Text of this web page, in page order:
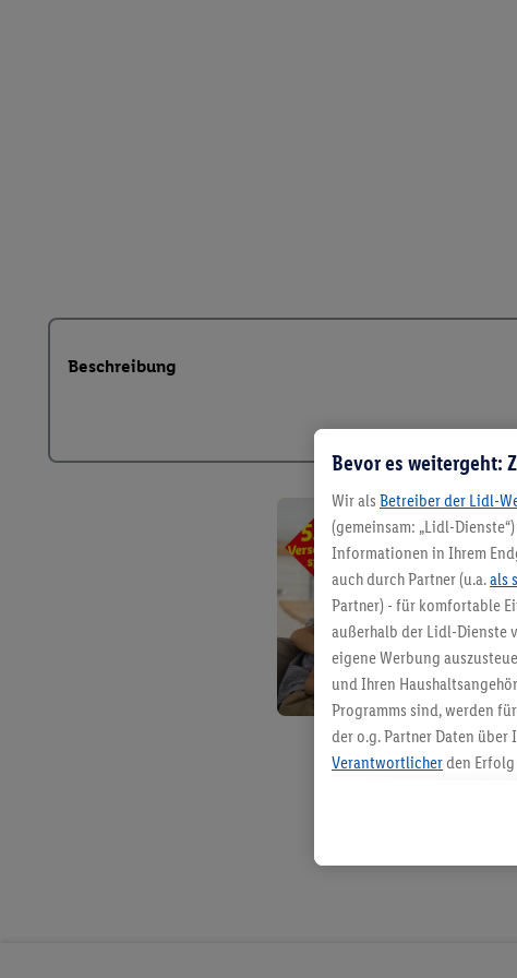
Beschreibung
Bevor es weitergeht:
Wir als Betreiber der Lidl-
(gemeinsam: „Lidl-
Informationen in Ihrem
auch durch Partner (u.a.als
Partner) - für komfortable
außerhalb der Lidl-Dienste
eigene Werbung
und Ihren
Programms sind, werden
der o.g. Partner Daten
Verantwortlicherden
angereicherten Profilen.
Kaufverhalten in den Lidl-
genauen Standortdaten)
Sicherung und